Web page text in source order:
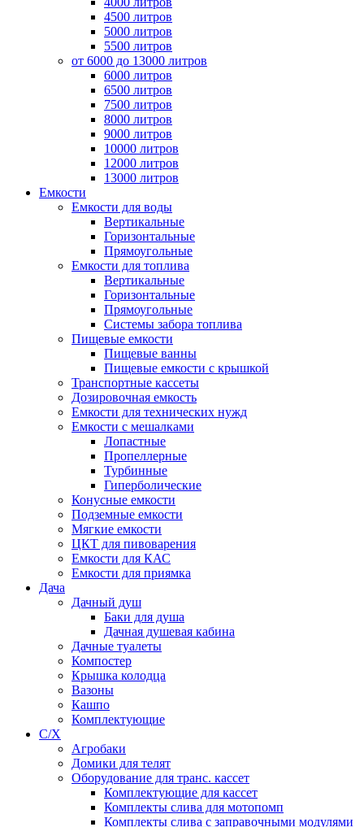
4500 литров
5000 литров
5500 литров
от 6000 до 13000 литров
6000 литров
6500 литров
7500 литров
8000 литров
9000 литров
10000 литров
12000 литров
13000 литров
Емкости
Емкости для воды
Вертикальные
Горизонтальные
Прямоугольные
Емкости для топлива
Вертикальные
Горизонтальные
Прямоугольные
Системы забора топлива
Пищевые емкости
Пищевые ванны
Пищевые емкости с крышкой
Транспортные кассеты
Дозировочная емкость
Емкости для технических нужд
Емкости с мешалками
Лопастные
Пропеллерные
Турбинные
Гиперболические
Конусные емкости
Подземные емкости
Мягкие емкости
ЦКТ для пивоварения
Емкости для КАС
Емкости для приямка
Дача
Дачный душ
Баки для душа
Дачная душевая кабина
Дачные туалеты
Компостер
Крышка колодца
Вазоны
Кашпо
Комплектующие
С/Х
Агробаки
Домики для телят
Оборудование для транс. кассет
Комплектующие для кассет
Комплекты слива для мотопомп
Комплекты слива с заправочными модулями